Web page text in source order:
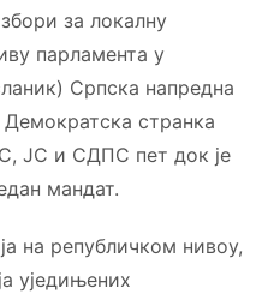
за локалну
парламента у
Српска напредна
странка
ЈС и СДПС пет док је
мандат.
на републичком нивоу,
уједињених